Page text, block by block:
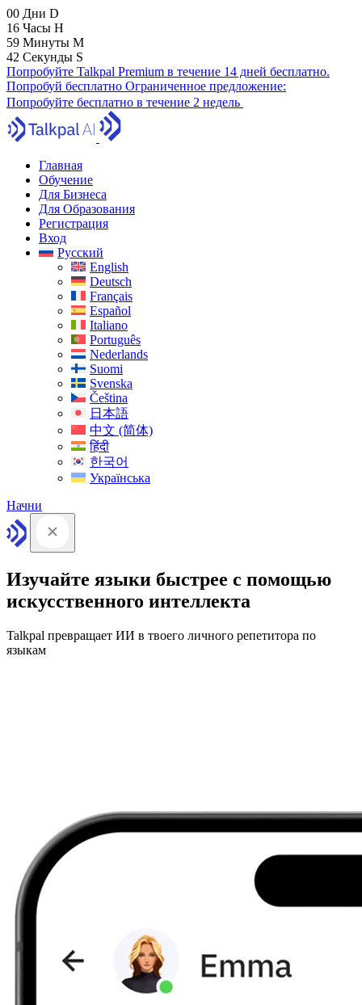
00 Дни D
16 Часы H
59 Минуты M
41 Секунды S
Попробуйте Talkpal Premium в течение 14 дней бесплатно.
Попробуй бесплатно Ограниченное предложение:
Попробуйте бесплатно в течение 2 недель
Главная
Обучение
Для Бизнеса
Для Образования
Регистрация
Вход
Русский
English
Deutsch
Français
Español
Italiano
Português
Nederlands
Suomi
Svenska
Čeština
日本語
中文 (简体)
हिंदी
한국어
Українська
Начни
Изучайте языки быстрее с помощью
искусственного интеллекта
Talkpal превращает ИИ в твоего личного репетитора по
языкам